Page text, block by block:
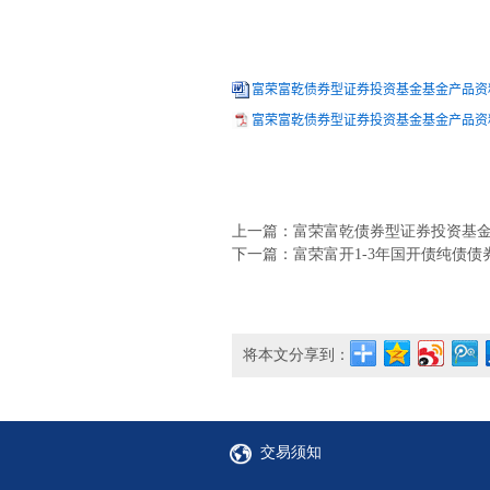
富荣富乾债券型证券投资基金基金产品
富荣富乾债券型证券投资基金基金产品
上一篇：富荣富乾债券型证券投资基
下一篇：富荣富开1-3年国开债纯债债
将本文分享到：
交易须知